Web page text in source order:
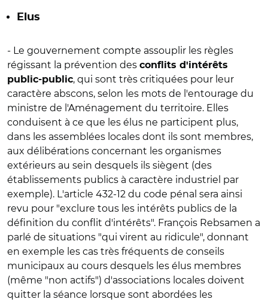
Elus
- Le gouvernement compte assouplir les règles
régissant la prévention des conflits d'intérêts
public-public, qui sont très critiquées pour leur
caractère abscons, selon les mots de l'entourage du
ministre de l'Aménagement du territoire. Elles
conduisent à ce que les élus ne participent plus,
dans les assemblées locales dont ils sont membres,
aux délibérations concernant les organismes
extérieurs au sein desquels ils siègent (des
établissements publics à caractère industriel par
exemple). L'article 432-12 du code pénal sera ainsi
revu pour "exclure tous les intérêts publics de la
définition du conflit d'intérêts". François Rebsamen a
parlé de situations "qui virent au ridicule", donnant
en exemple les cas très fréquents de conseils
municipaux au cours desquels les élus membres
(même "non actifs") d'associations locales doivent
quitter la séance lorsque sont abordées les